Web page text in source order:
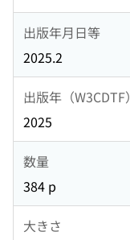
出版年月日等
2025.2
出版年（W3CDTF）
2025
数量
384 p
大きさ